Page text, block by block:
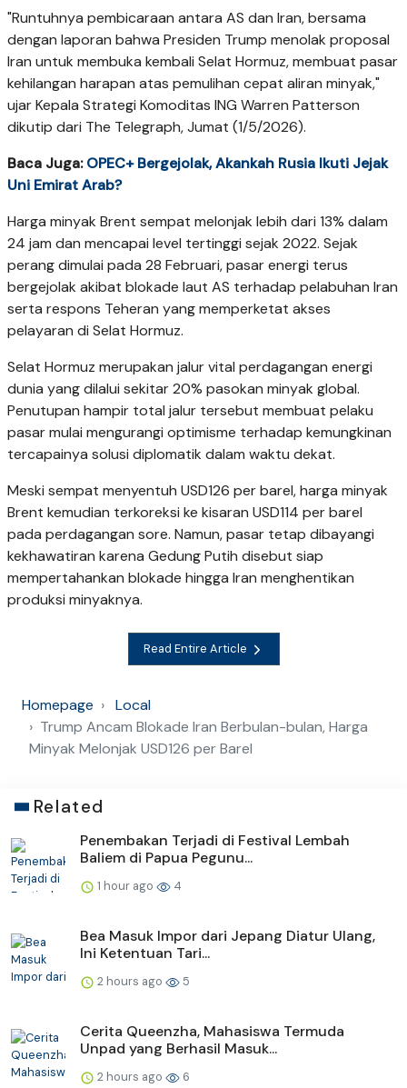
"Runtuhnya pembicaraan antara AS dan Iran, bersama
dengan laporan bahwa Presiden Trump menolak proposal
Iran untuk membuka kembali Selat Hormuz, membuat pasar
kehilangan harapan atas pemulihan cepat aliran minyak,"
ujar Kepala Strategi Komoditas ING Warren Patterson
dikutip dari The Telegraph, Jumat (1/5/2026).
Baca Juga:OPEC+ Bergejolak, Akankah Rusia Ikuti Jejak
Uni Emirat Arab?
Harga minyak Brent sempat melonjak lebih dari 13% dalam
24 jam dan mencapai level tertinggi sejak 2022. Sejak
perang dimulai pada 28 Februari, pasar energi terus
bergejolak akibat blokade laut AS terhadap pelabuhan Iran
serta respons Teheran yang memperketat akses
pelayaran di Selat Hormuz.
Selat Hormuz merupakan jalur vital perdagangan energi
dunia yang dilalui sekitar 20% pasokan minyak global.
Penutupan hampir total jalur tersebut membuat pelaku
pasar mulai mengurangi optimisme terhadap kemungkinan
tercapainya solusi diplomatik dalam waktu dekat.
Meski sempat menyentuh USD126 per barel, harga minyak
Brent kemudian terkoreksi ke kisaran USD114 per barel
pada perdagangan sore. Namun, pasar tetap dibayangi
kekhawatiran karena Gedung Putih disebut siap
mempertahankan blokade hingga Iran menghentikan
produksi minyaknya.
Read Entire Article
Homepage
Local
Trump Ancam Blokade Iran Berbulan-bulan, Harga
Minyak Melonjak USD126 per Barel
Related
Penembakan Terjadi di Festival Lembah
Baliem di Papua Pegunu...
1 hour ago 4
Bea Masuk Impor dari Jepang Diatur Ulang,
Ini Ketentuan Tari...
2 hours ago 5
Cerita Queenzha, Mahasiswa Termuda
Unpad yang Berhasil Masuk...
2 hours ago 6